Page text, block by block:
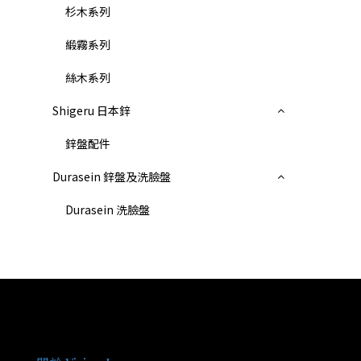
杉木系列
緞霧系列
絲木系列
Shigeru 日本鋅
鋅盤配件
Durasein 鋅盤及洗臉盤
Durasein 洗臉盤